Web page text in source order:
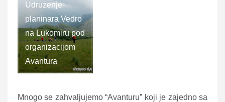
Udruzenje
planinara Vedro
na Lukomiru pod
organizacijom
Avantura
Mnogo se zahvaljujemo “Avanturu” koji je zajedno sa